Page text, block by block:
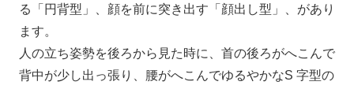
る「円背型」、顔を前に突き出す「顔出し型」、があり
ます。
人の立ち姿勢を後ろから見た時に、首の後ろがへこんで
背中が少し出っ張り、腰がへこんでゆるやかなS 字型の